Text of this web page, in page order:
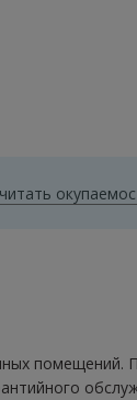
помещений.